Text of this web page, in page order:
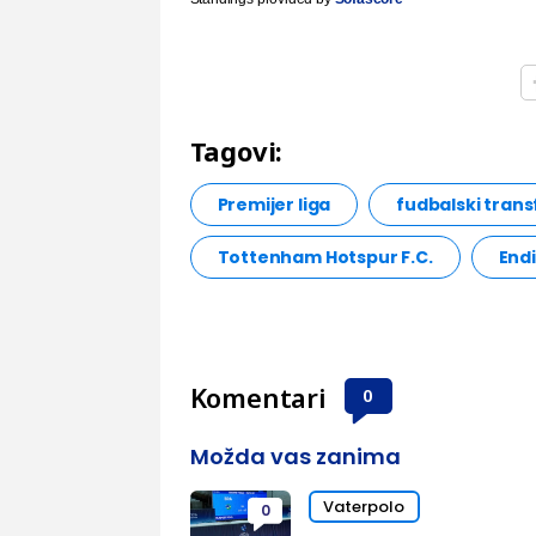
Tagovi:
Premijer liga fudbalski
Tottenham Hotspur F.C.
Komentari 0
Možda vas zanima
0 Vaterpolo